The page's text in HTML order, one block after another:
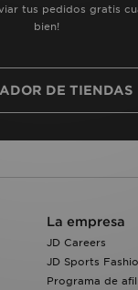
tus pedidos gratis
bien!
DE TIENDAS
La empresa
JD Careers
JD Sports
Programa de